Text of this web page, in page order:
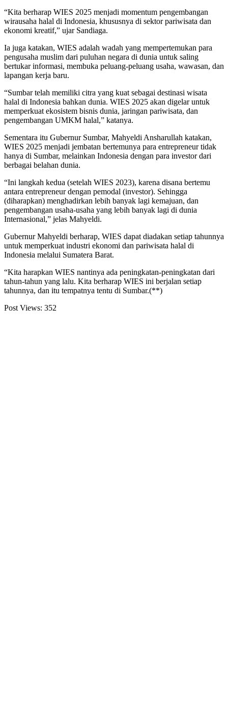
“Kita berharap WIES 2025 menjadi momentum pengembangan
wirausaha halal di Indonesia, khususnya di sektor pariwisata dan
ekonomi kreatif,” ujar Sandiaga.
Ia juga katakan, WIES adalah wadah yang mempertemukan para
pengusaha muslim dari puluhan negara di dunia untuk saling
bertukar informasi, membuka peluang-peluang usaha, wawasan, dan
lapangan kerja baru.
“Sumbar telah memiliki citra yang kuat sebagai destinasi wisata
halal di Indonesia bahkan dunia. WIES 2025 akan digelar untuk
memperkuat ekosistem bisnis dunia, jaringan pariwisata, dan
pengembangan UMKM halal,” katanya.
Sementara itu Gubernur Sumbar, Mahyeldi Ansharullah katakan,
WIES 2025 menjadi jembatan bertemunya para entrepreneur tidak
hanya di Sumbar, melainkan Indonesia dengan para investor dari
berbagai belahan dunia.
“Ini langkah kedua (setelah WIES 2023), karena disana bertemu
antara entrepreneur dengan pemodal (investor). Sehingga
(diharapkan) menghadirkan lebih banyak lagi kemajuan, dan
pengembangan usaha-usaha yang lebih banyak lagi di dunia
Internasional,” jelas Mahyeldi.
Gubernur Mahyeldi berharap, WIES dapat diadakan setiap tahunnya
untuk memperkuat industri ekonomi dan pariwisata halal di
Indonesia melalui Sumatera Barat.
“Kita harapkan WIES nantinya ada peningkatan-peningkatan dari
tahun-tahun yang lalu. Kita berharap WIES ini berjalan setiap
tahunnya, dan itu tempatnya tentu di Sumbar.(**)
Post Views: 352